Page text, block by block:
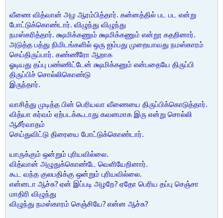
வீணை வித்வான் அழ ஆரம்பித்தார். கன்னத்தில் பட பட என்று
போட்டுக்கொண்டார். விழுந்து விழுந்து
நமஸ்கரித்தார். க்ஷமிக்கணும் க்ஷமிக்கணும் என்றூ கதறினார்.
அடுத்த பத்து நிமிடங்களில் ஒரு ஐம்பது முறையாவது நமஸ்காரம்
செய்திருப்பார். கண்ணீரோ ஆறாக
ஓடியது தப்பு பண்ணிட்டேன் க்ஷமிக்கனும் என்பதையே திருப்பி
திருப்பிச் சொல்லிகொண்டு
இருந்தார்.
வாசித்து முடித்த பின் பெரியவா வீணையை திருப்பிக்கொடுத்தார்.
வித்யா கர்வம் ஏற்படக்கூடாது கவனமாக இரு என்று சொல்லி
ஆசீர்வாதம்
செய்துவிட்டு திரையை போட்டுக்கொண்டார்.
யாருக்கும் ஒன்றும் புரியவில்லை.
வித்வான் அழுதுக்கொண்டே வெளியேறினார்.
கூட வந்த குலபதிக்கு ஒன்றும் புரியவில்லை.
என்னடா ஆச்சு? ஏன் இப்படி அழறே? ஏதோ பெரிய தப்பு செஞ்சா
மாதிரி விழுந்து
விழுந்து நமஸ்காரம் செஞ்சியே? என்ன ஆச்சு?